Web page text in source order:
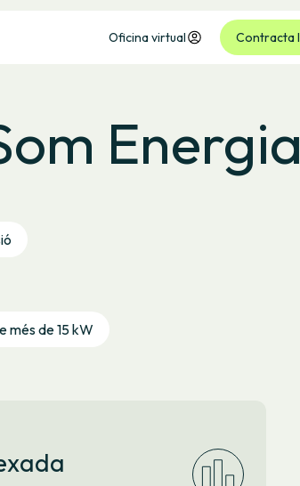
Oficina virtual Contracta
Energia
més de 15 kW